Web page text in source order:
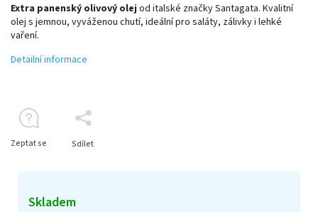
Skladem
Extra panenský olivový olej od italské značkySantagata. Kvalitní
olej s jemnou, vyváženou chutí, ideální pro saláty, zálivky i lehké
vaření.
Detailní informace
Zeptat se Sdílet